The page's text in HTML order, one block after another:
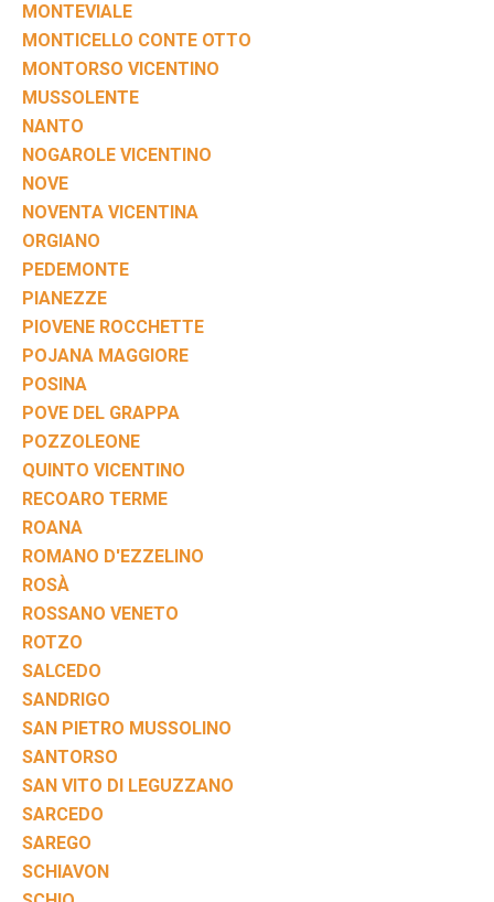
MONTEVIALE
MONTICELLO CONTE OTTO
MONTORSO VICENTINO
MUSSOLENTE
NANTO
NOGAROLE VICENTINO
NOVE
NOVENTA VICENTINA
ORGIANO
PEDEMONTE
PIANEZZE
PIOVENE ROCCHETTE
POJANA MAGGIORE
POSINA
POVE DEL GRAPPA
POZZOLEONE
QUINTO VICENTINO
RECOARO TERME
ROANA
ROMANO D'EZZELINO
ROSÀ
ROSSANO VENETO
ROTZO
SALCEDO
SANDRIGO
SAN PIETRO MUSSOLINO
SANTORSO
SAN VITO DI LEGUZZANO
SARCEDO
SAREGO
SCHIAVON